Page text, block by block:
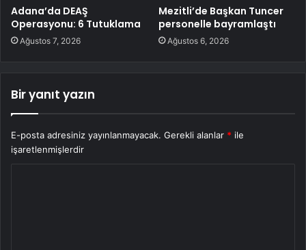
Adana’da DEAŞ
Operasyonu: 6 Tutuklama
Ağustos 7, 2026
Mezitli’de Başkan Tuncer
personelle bayramlaştı
Ağustos 6, 2026
Bir yanıt yazın
E-posta adresiniz yayınlanmayacak. Gerekli alanlar * ile
işaretlenmişlerdir